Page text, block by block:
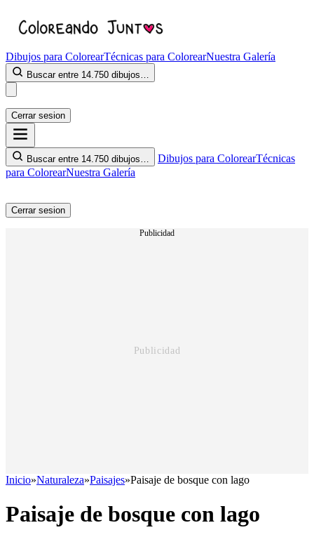
Dibujos para ColorearTécnicas para ColorearNuestra Galería
Buscar entre 14.750 dibujos…
Cerrar sesion
Buscar entre 14.750 dibujos… Dibujos para ColorearTécnicas
para ColorearNuestra Galería
Cerrar sesion
Publicidad
Inicio»Naturaleza»Paisajes»Paisaje de bosque con lago
Paisaje de bosque con lago